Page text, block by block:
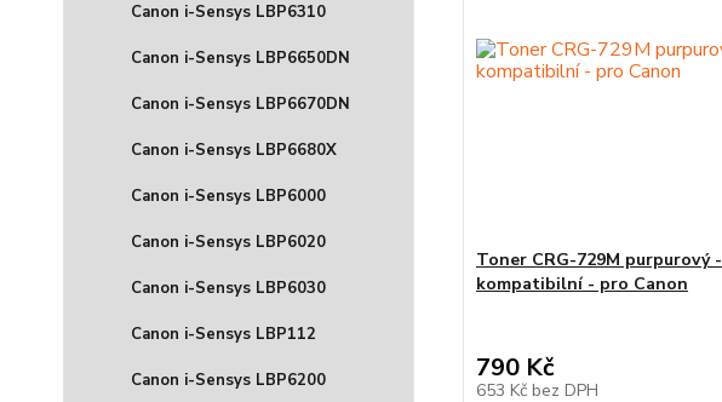
Canon i-Sensys LBP6310
Canon i-Sensys LBP6650DN
Canon i-Sensys LBP6670DN
Canon i-Sensys LBP6680X
Canon i-Sensys LBP6000
Canon i-Sensys LBP6020
Canon i-Sensys LBP6030
Canon i-Sensys LBP112
Canon i-Sensys LBP6200
Toner CRG-729M purpurový -
kompatibilní - pro Canon
790 Kč
653 Kč bez DPH